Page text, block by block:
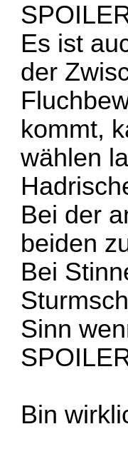
Es ist
der
kommt,
wählen
Bei der
beiden
Bei
Sinn
Bin